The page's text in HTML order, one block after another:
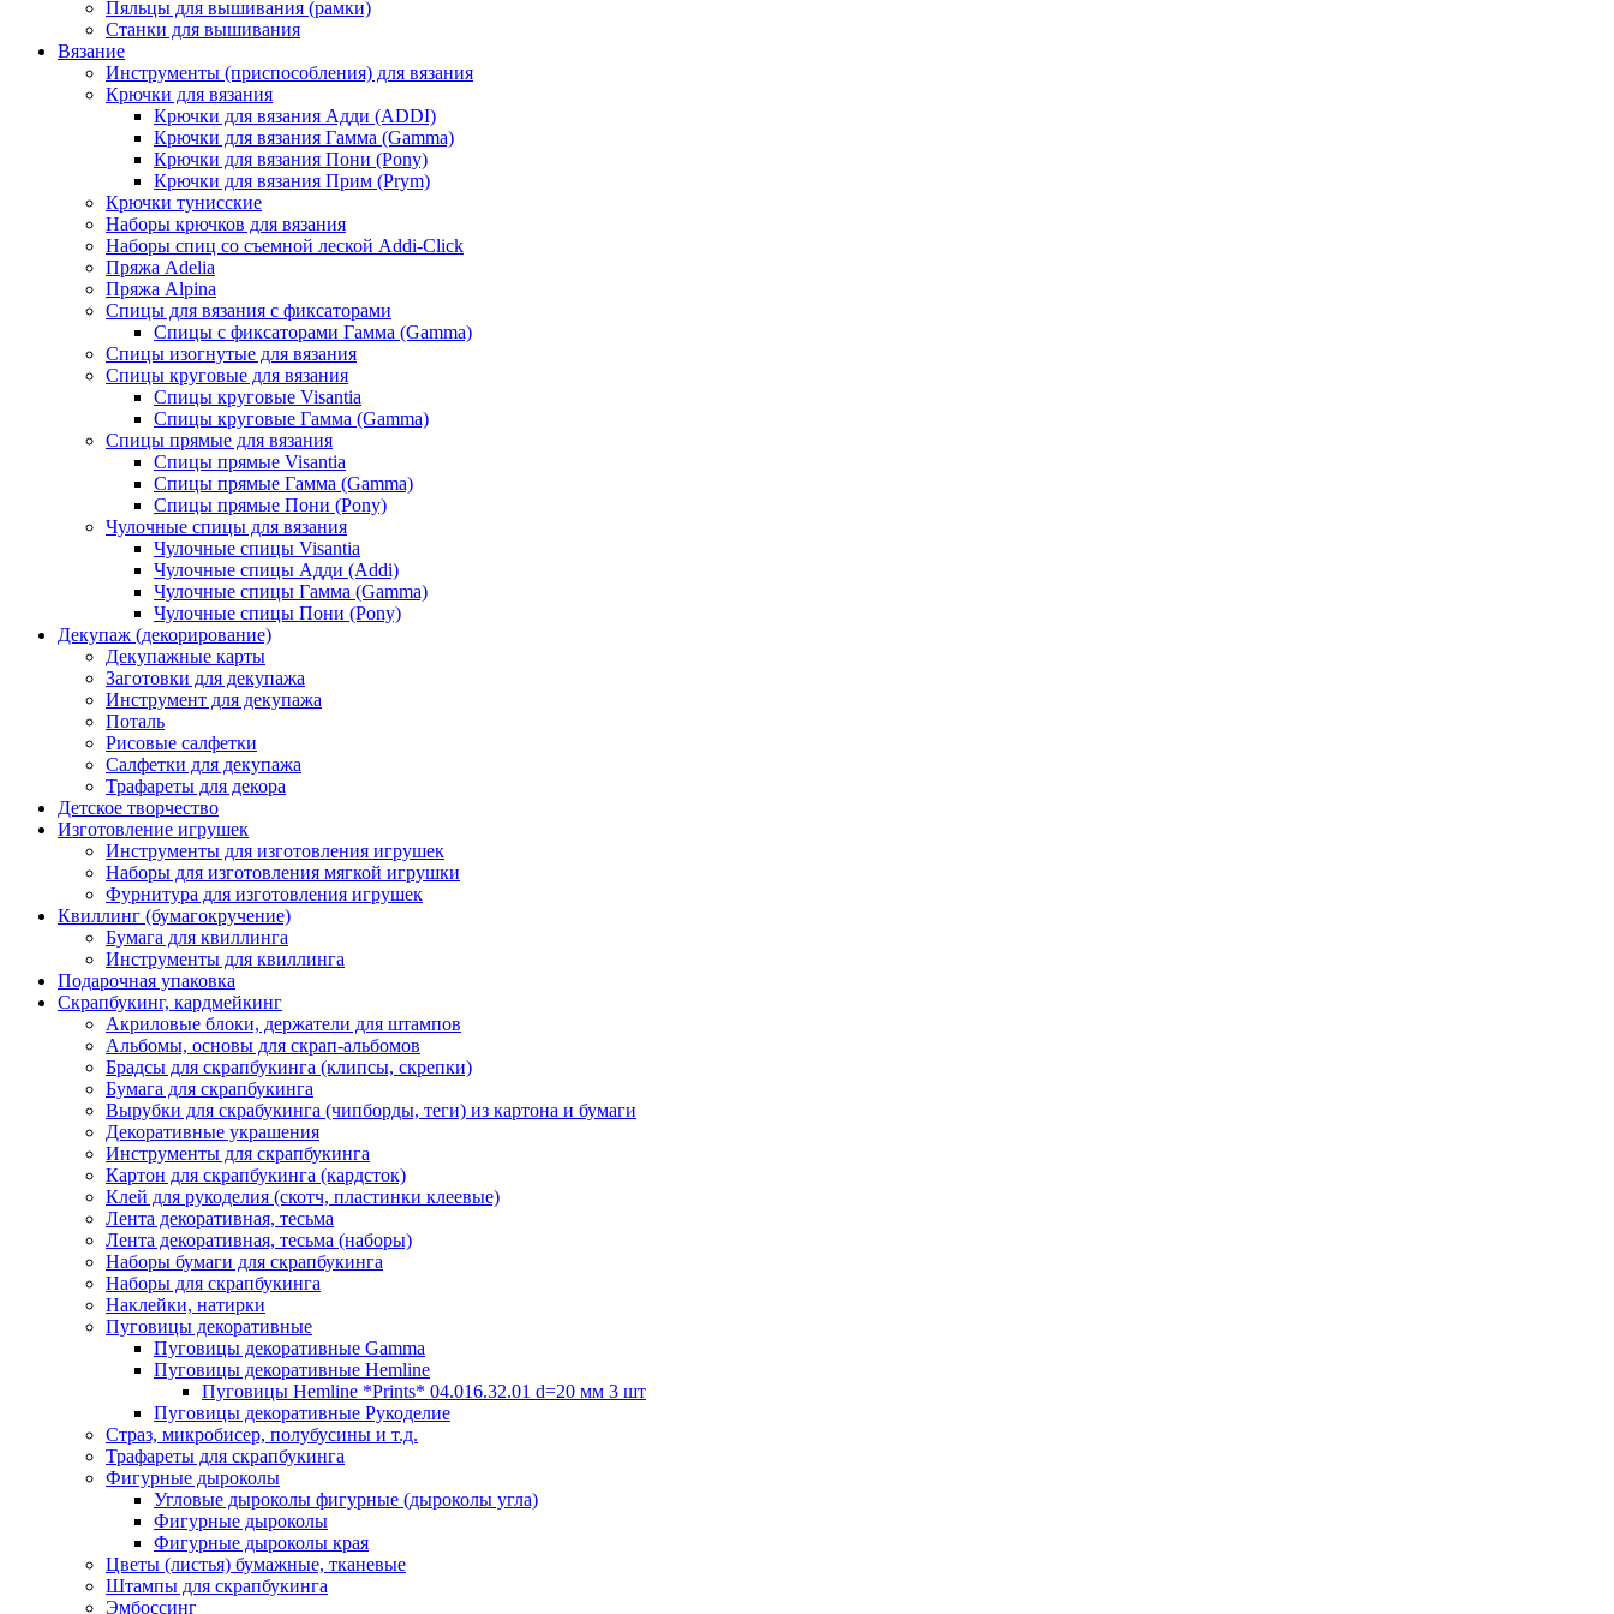
Пяльцы для вышивания (рамки)
Станки для вышивания
Вязание
Инструменты (приспособления) для вязания
Крючки для вязания
Крючки для вязания Адди (ADDI)
Крючки для вязания Гамма (Gamma)
Крючки для вязания Пони (Pony)
Крючки для вязания Прим (Prym)
Крючки тунисские
Наборы крючков для вязания
Наборы спиц со съемной леской Addi-Click
Пряжа Adelia
Пряжа Alpina
Спицы для вязания с фиксаторами
Спицы с фиксаторами Гамма (Gamma)
Спицы изогнутые для вязания
Спицы круговые для вязания
Спицы круговые Visantia
Спицы круговые Гамма (Gamma)
Спицы прямые для вязания
Спицы прямые Visantia
Спицы прямые Гамма (Gamma)
Спицы прямые Пони (Pony)
Чулочные спицы для вязания
Чулочные спицы Visantia
Чулочные спицы Адди (Addi)
Чулочные спицы Гамма (Gamma)
Чулочные спицы Пони (Pony)
Декупаж (декорирование)
Декупажные карты
Заготовки для декупажа
Инструмент для декупажа
Поталь
Рисовые салфетки
Салфетки для декупажа
Трафареты для декора
Детское творчество
Изготовление игрушек
Инструменты для изготовления игрушек
Наборы для изготовления мягкой игрушки
Фурнитура для изготовления игрушек
Квиллинг (бумагокручение)
Бумага для квиллинга
Инструменты для квиллинга
Подарочная упаковка
Скрапбукинг, кардмейкинг
Акриловые блоки, держатели для штампов
Альбомы, основы для скрап-альбомов
Брадсы для скрапбукинга (клипсы, скрепки)
Бумага для скрапбукинга
Вырубки для скрабукинга (чипборды, теги) из картона и бумаги
Декоративные украшения
Инструменты для скрапбукинга
Картон для скрапбукинга (кардсток)
Клей для рукоделия (скотч, пластинки клеевые)
Лента декоративная, тесьма
Лента декоративная, тесьма (наборы)
Наборы бумаги для скрапбукинга
Наборы для скрапбукинга
Наклейки, натирки
Пуговицы декоративные
Пуговицы декоративные Gamma
Пуговицы декоративные Hemline
Пуговицы Hemline *Prints* 04.016.32.01 d=20 мм 3 шт
Пуговицы декоративные Рукоделие
Страз, микробисер, полубусины и т.д.
Трафареты для скрапбукинга
Фигурные дыроколы
Угловые дыроколы фигурные (дыроколы угла)
Фигурные дыроколы
Фигурные дыроколы края
Цветы (листья) бумажные, тканевые
Штампы для скрапбукинга
Эмбоссинг